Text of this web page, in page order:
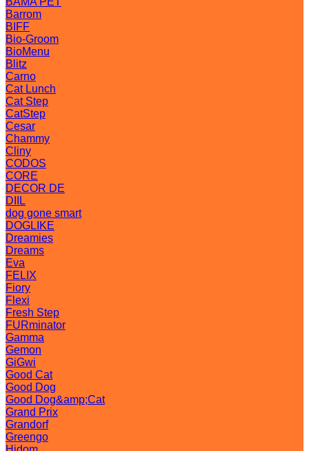
Barrom
BIFF
Bio-Groom
BioMenu
Blitz
Carno
Cat Lunch
Cat Step
CatStep
Cesar
Chammy
Cliny
CODOS
CORE
DECOR DE
DIIL
dog gone smart
DOGLIKE
Dreamies
Dreams
Eva
FELIX
Fiory
Flexi
Fresh Step
FURminator
Gamma
Gemon
GiGwi
Good Cat
Good Dog
Good Dog&amp;Cat
Grand Prix
Grandorf
Greengo